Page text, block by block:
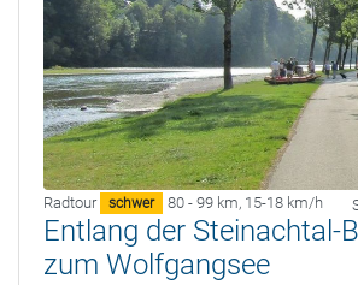
Radtour schwer 80 - 99 km, 15-18 km/h
Entlang der Steinachtal-
zum Wolfgangsee